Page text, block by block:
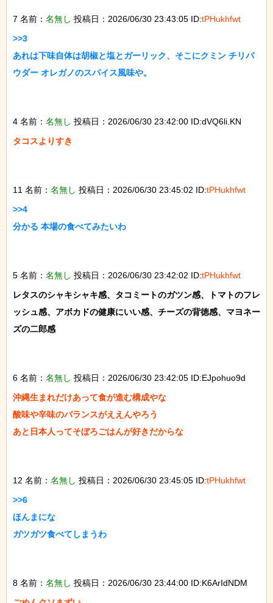
7 名前： 名無し 投稿日：2026/06/30 23:43:05 ID:tPHukhfwt
>>3
あれは下味自体は胡椒と塩とガーリック、そこにクミン チリパ
ウダー オレガノのスパイス風味や。
4 名前： 名無し 投稿日：2026/06/30 23:42:00 ID:dVQ6li.KN
タコスよりすき
11 名前： 名無し 投稿日：2026/06/30 23:45:02 ID:tPHukhfwt
>>4
分かる 本場の食べてみたいわ
5 名前： 名無し 投稿日：2026/06/30 23:42:02 ID:tPHukhfwt
レタスのシャキシャキ感、タコミートのガツン感、トマトのフレ
ッシュ感、アボカドの健康にいい感、チーズの背徳感、マヨネー
ズの二郎感
6 名前： 名無し 投稿日：2026/06/30 23:42:05 ID:EJpohuo9d
沖縄生まれだけあって食が進む構成やな
酸味や辛味のバランスがええんやろう
あと日本人ってそぼろごはんが好きだからな
12 名前： 名無し 投稿日：2026/06/30 23:45:05 ID:tPHukhfwt
>>6
ほんまにな
ガツガツ食べてしまうわ
8 名前： 名無し 投稿日：2026/06/30 23:44:00 ID:K6ArIdNDM